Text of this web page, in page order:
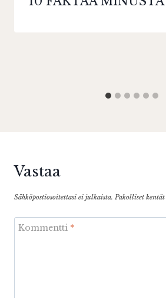
Vastaa
Sähköpostiosoitettasi ei julkaista. Pakolliset
Kommentti *